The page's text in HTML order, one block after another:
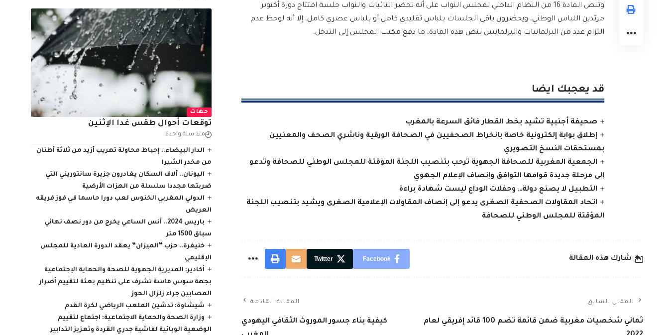
وتنص المادة 16 من النظام الداخلي لمجلس النواب على أنه تحضر النائبات والنواب جلسة افتتاح دورة أكتوبر
مرتدين اللباس الوطني، ويحضرون باقي الجلسات بلباس تقليدي كامل أو بلباس عصري كامل، إلا أنه لوحظ عدم
التزام عدد من البرلمانيات والبرلمانيين بنص هذه المادة، ما دفع مكتب المجلس إلى التدخل.
قد يعجبك ايضا
صحيفة أجنبية تشيد بخط القطار فائق السرعة بالمغرب
إطلاق بوابة إلكترونية خاصة بانخراط الصحفيين في الصحافة الورقية وناشري الصحف والمعنيين
بمستحقات النسخ التصويري
الجمعية المغربية للصحافة الجهوية ترحب بتنصيب اللجنة المؤقتة للمجلس الوطني للصحافة وتدعو
إلى مرحلة جديدة قوامها التوافق وإنصاف الإعلام الجهوي
التطبيل لا يصنع دولة… وحفلات الوداع ليست شهادة براءة
اتحاد المقاولات الصحفية الصغرى يدعو إلى إنصاف المقاولات الإعلامية الصغرى ويشيد بتنصيب اللجنة
المؤقتة للمجلس الوطني للصحافة
شارك هذه المقالة Facebook
Twitter
المقال السابق
ثماني شخصيات مغربية ضمن قائمة تضم 100 قائد إفريقي لعام
المقالة القادمة
كيفية بناء جسور الموروث الثقافي اليهودي
جهات
توقعات أحوال طقس غدا الإثنين
منذ سنة واحدة
الدار البيضاء.. إﺣﺒﺎط ﻣﺤﺎوﻟﺔ تهريب أزيد من ثلاثة أطنان
من مخدر الشيرا
اليونان.. آلاف السكان يغادرون جزيرة سانتوريني التي
ضربتها مجددا سلسلة من الهزات الأرضية
الدولي المغربي الخنوس لعب دورا حاسما في فوز فريقه
العريض
باريس 2024.. أنس الساعي يخرج من دور نصف نهائي
سباق 1500 متر
خنيفرة.. حزب “الميزان” يعقد الدورة العادية للمجلس
الإقليمي
أكادير: المديرية الجهوية للصحة والحماية الإجتماعية
بجهة سوس ماسة تشرف على تنظيم بعثة لتقييم أضرار
المصابين جراء زلزال الحوز
شيشاوة: تدشين الملعب الرياضي لكرة القدم
وزارة الصحة والحماية الاجتماعية: اجتماع لتقييم
الوضعية الوبائية لفاشية جدري القردة وتعزيز التدابير